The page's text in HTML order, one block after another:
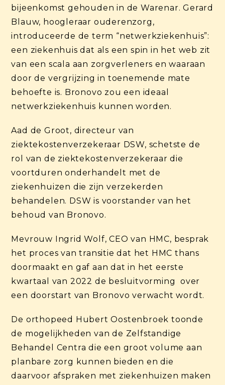
bijeenkomst gehouden in de Warenar. Gerard
Blauw, hoogleraar ouderenzorg,
introduceerde de term “netwerkziekenhuis”:
een ziekenhuis dat als een spin in het web zit
van een scala aan zorgverleners en waaraan
door de vergrijzing in toenemende mate
behoefte is. Bronovo zou een ideaal
netwerkziekenhuis kunnen worden.
Aad de Groot, directeur van
ziektekostenverzekeraar DSW, schetste de
rol van de ziektekostenverzekeraar die
voortduren onderhandelt met de
ziekenhuizen die zijn verzekerden
behandelen. DSW is voorstander van het
behoud van Bronovo.
Mevrouw Ingrid Wolf, CEO van HMC, besprak
het proces van transitie dat het HMC thans
doormaakt en gaf aan dat in het eerste
kwartaal van 2022 de besluitvorming over
een doorstart van Bronovo verwacht wordt.
De orthopeed Hubert Oostenbroek toonde
de mogelijkheden van de Zelfstandige
Behandel Centra die een groot volume aan
planbare zorg kunnen bieden en die
daarvoor afspraken met ziekenhuizen maken